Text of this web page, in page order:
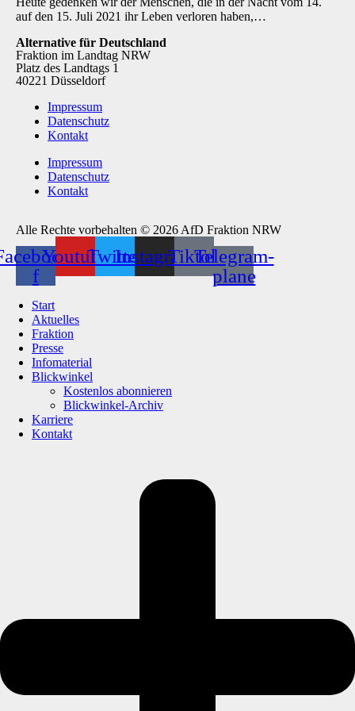
auf den 15. Juli 2021 ihr Leben verloren haben,…
Alternative für Deutschland
Fraktion im Landtag NRW
Platz des Landtags 1
40221 Düsseldorf
Impressum
Datenschutz
Kontakt
Impressum
Datenschutz
Kontakt
Alle Rechte vorbehalten © 2026 AfD Fraktion NRW
f
YoutubeTwitterInstagramTiktokTelegram-
plane
Start
Aktuelles
Fraktion
Presse
Infomaterial
Blickwinkel
Kostenlos abonnieren
Blickwinkel-Archiv
Karriere
Kontakt